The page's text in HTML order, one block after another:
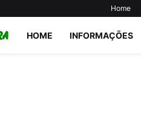
Home
HOME INFORMAÇÕES